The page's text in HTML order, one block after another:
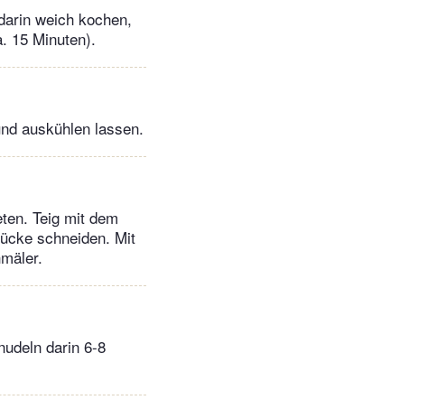
weich kochen,
15 Minuten).
auskühlen lassen.
Teig mit dem
schneiden. Mit
darin 6-8